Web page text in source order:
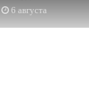
6 августа